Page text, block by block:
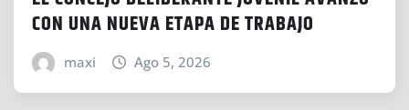
CON UNA NUEVA ETAPA DE TRABAJO
maxi Ago 5, 2026